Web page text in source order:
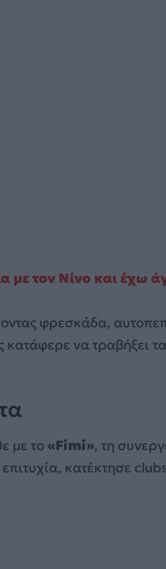
με τον Νίνο και έχω
φρεσκάδα,
να τραβήξει
με το«Fimi», τη
κατέκτησε